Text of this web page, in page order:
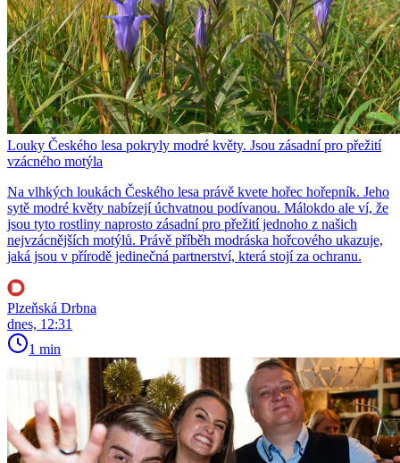
Louky Českého lesa pokryly modré květy. Jsou zásadní pro přežití
vzácného motýla
Na vlhkých loukách Českého lesa právě kvete hořec hořepník. Jeho
sytě modré květy nabízejí úchvatnou podívanou. Málokdo ale ví, že
jsou tyto rostliny naprosto zásadní pro přežití jednoho z našich
nejvzácnějších motýlů. Právě příběh modráska hořcového ukazuje,
jaká jsou v přírodě jedinečná partnerství, která stojí za ochranu.
Plzeňská Drbna
dnes, 12:31
1 min